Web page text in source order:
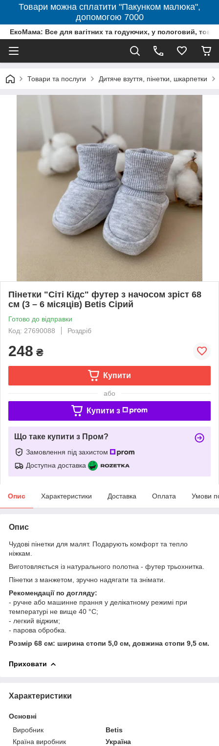
Товари можна сплатити "Пакунком малюка",
допомогою 7000
ЕкоМама: Все для вагітних та годуючих, у пологовий,
Товари та послуги Дитяче взуття, пінетки, шкарпетки
Пінетки "Сіті Кідс" футер з начосом зріст 68
см (3 – 6 місяців) Betis Сірий
Готово до відправки
Код: 27690088
Роздріб
248 ₴
Купити
або
Купити з
Що таке купити з Пром?
Замовлення під захистом
Доступна доставка
Опис Характеристики Доставка Оплата Умови
Опис
Чудові пінетки для малят. Подарують комфорт та тепло
ніжкам.
Виготовляється із натурального полотна - футер трьохнитка.
Пінетки з манжетом, зручно надягати та знімати.
Рекомендації по догляду:
- ручне або машинне прання у делікатному режимі при
температурі не вище 40 °С;
- легкий віджим;
- парова обробка.
Розмір 68 см: ширина стопи 5,0 см, довжина стопи 9,5 см.
Приховати
Характеристики
Основні
Виробник
Betis
Країна виробник
Україна